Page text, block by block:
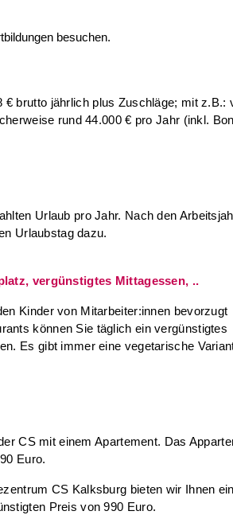
besuchen.
€ brutto jährlich plus Zuschläge; mit z.B.:
rund 44.000 € pro Jahr (inkl.
Urlaub pro Jahr. Nach den
Urlaubstag dazu.
vergünstigtes Mittagessen, ..
Kinder von Mitarbeiter:innen bevorzugt
können Sie täglich ein vergünstigtes
Es gibt immer eine vegetarische
CS mit einem Apartement. Das
Euro.
CS Kalksburg bieten wir Ihnen
Preis von 990 Euro.